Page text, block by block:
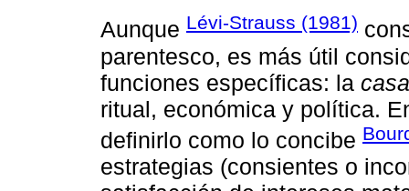
Aunque Lévi-Strauss (1981)
parentesco, es más útil
funciones específicas: la casa
ritual, económica y política.
definirlo como lo concibe
estrategias (consientes o